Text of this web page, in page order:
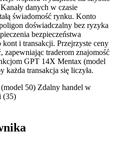
danych w czasie
świadomość rynku. Konto
doświadczalny bez ryzyka
bezpieczeństwa
kont i transakcji. Przejrzyste ceny
zapewniając traderom znajomość
GPT 14X Mentax (model
każda transakcja się liczyła.